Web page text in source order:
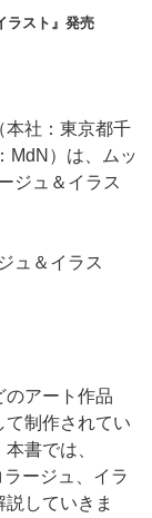
ラスト』発売
本社：東京都千
MdN）は、ムッ
ジュ＆イラス
ュ＆イラス
のアート作品
て制作されてい
書では、
ージュ、イラ
していきま